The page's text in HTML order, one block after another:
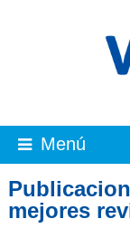
Menú
mejores